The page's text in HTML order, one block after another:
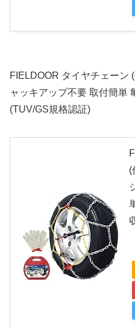
FIELDOOR タイヤチェーン
ャッキアップ不要 取付簡単
(TUV/GS規格認証)
(